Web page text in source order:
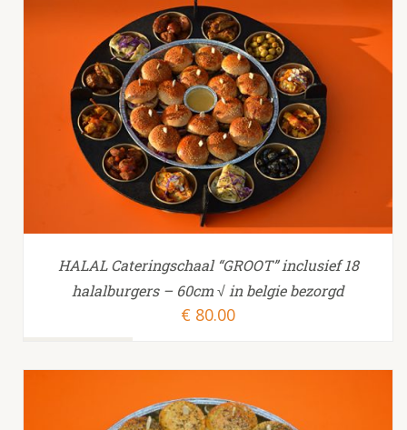
TOEVOEGEN AAN WINKELWAGEN
HALAL Cateringschaal “GROOT” inclusief 18
halalburgers – 60cm √ in belgie bezorgd
€ 80.00